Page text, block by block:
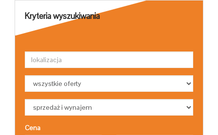
Kryteria wyszukiwania
Cena